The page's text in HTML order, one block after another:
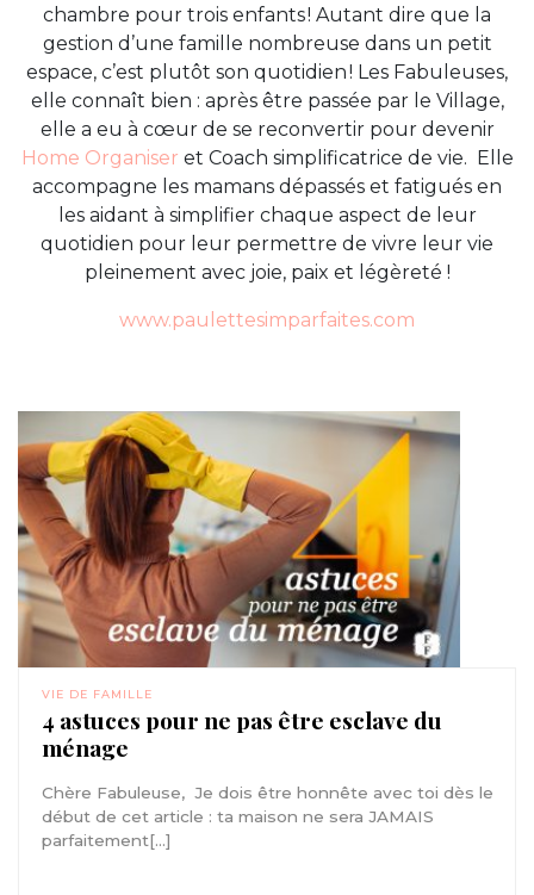
chambre pour trois enfants ! Autant dire que la
gestion d’une famille nombreuse dans un petit
espace, c’est plutôt son quotidien ! Les Fabuleuses,
elle connaît bien : après être passée par le Village,
elle a eu à cœur de se reconvertir pour devenir
Home Organiser et Coach simplificatrice de vie. Elle
accompagne les mamans dépassés et fatigués en
les aidant à simplifier chaque aspect de leur
quotidien pour leur permettre de vivre leur vie
pleinement avec joie, paix et légèreté !
www.paulettesimparfaites.com
VIE DE FAMILLE
4 astuces pour ne pas être esclave du
ménage
Chère Fabuleuse, Je dois être honnête avec toi dès le
début de cet article : ta maison ne sera JAMAIS
parfaitement[...]